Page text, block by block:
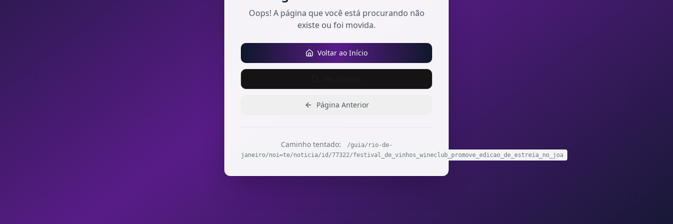
Oops! A página que você está procurando não
existe ou foi movida.
Voltar ao Início
Página Anterior
Caminho tentado:
/guia/rio-de-
janeiro/noi=te/noticia/id/77322/festival_de_vinhos_wineclub_promove_edicao_de_estreia_no_joa